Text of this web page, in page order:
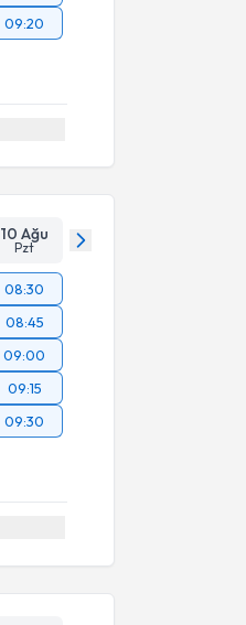
09:20
10 Ağu
Pzt
08:30
08:45
09:00
09:15
09:30